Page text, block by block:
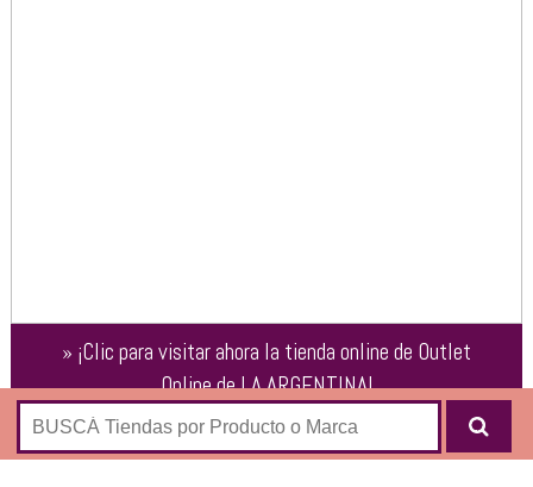
» ¡Clic para visitar ahora la tienda online de Outlet
Online de LA ARGENTINA!
35% OFF en prendas de temporadas anteriores de la marca